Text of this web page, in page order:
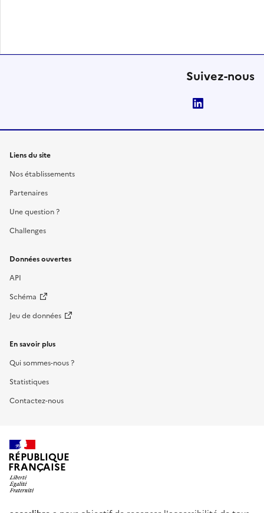
Suivez-nous
Liens du site
Nos établissements
Partenaires
Une question ?
Challenges
Données ouvertes
API
Schéma
Jeu de données
En savoir plus
Qui sommes-nous ?
Statistiques
Contactez-nous
RÉPUBLIQUE
FRANÇAISE